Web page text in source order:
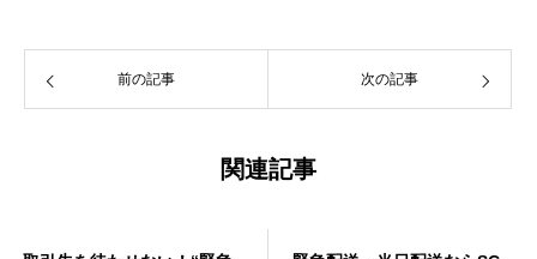
前の記事 次の記事
関連記事